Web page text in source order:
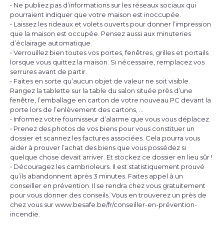
• Ne publiez pas d’informations sur les réseaux sociaux qui
pourraient indiquer que votre maison est inoccupée.
• Laissez les rideaux et volets ouverts pour donner l’impression
que la maison est occupée. Pensez aussi aux minuteries
d’éclairage automatique.
• Verrouillez bien toutes vos portes, fenêtres, grilles et portails
lorsque vous quittez la maison. Si nécessaire, remplacez vos
serrures avant de partir.
• Faites en sorte qu’aucun objet de valeur ne soit visible.
Rangez la tablette sur la table du salon située près d’une
fenêtre, l’emballage en carton de votre nouveau PC devant la
porte lors de l’enlèvement des cartons, …
• Informez votre fournisseur d’alarme que vous vous déplacez.
• Prenez des photos de vos biens pour vous constituer un
dossier et scannez les factures associées. Cela pourra vous
aider à prouver l’achat des biens que vous possédez si
quelque chose devait arriver. Et stockez ce dossier en lieu sûr !
• Découragez les cambrioleurs. Il est statistiquement prouvé
qu’ils abandonnent après 3 minutes. Faites appel à un
conseiller en prévention. Il se rendra chez vous gratuitement
pour vous donner des conseils. Vous en trouverez un près de
chez vous surwww.besafe.be/fr/conseiller-en-prévention-
incendie